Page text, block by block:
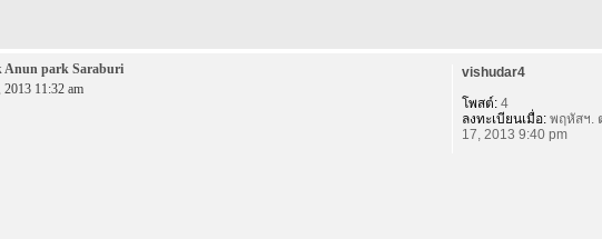
Anun park Saraburi
11:32 am
vishudar4
โพสต์:4
ลงทะเบียนเมื่อ:พฤหัสฯ.
17, 2013 9:40 pm